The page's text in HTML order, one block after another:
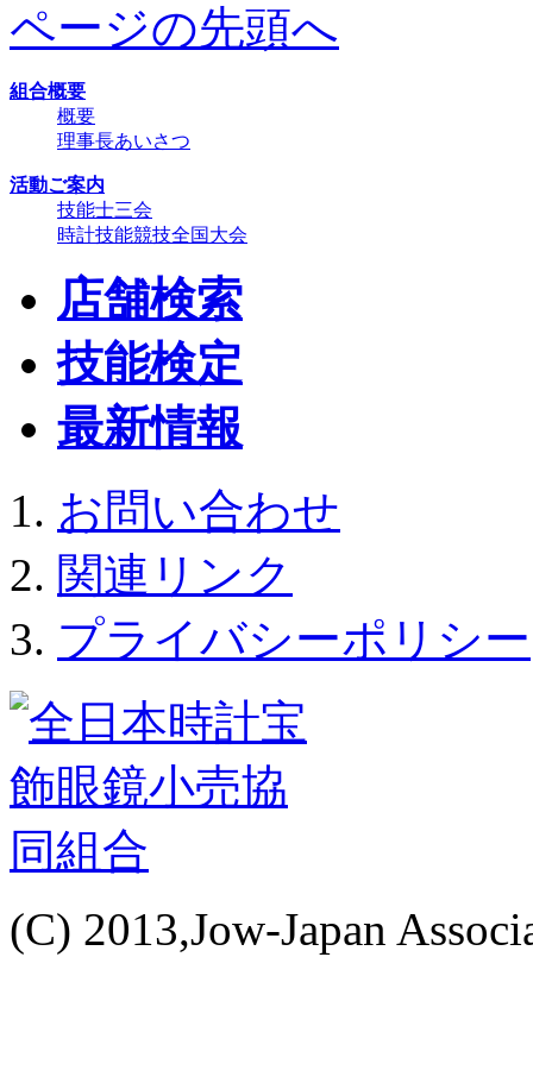
ページの先頭へ
組合概要
概要
理事長あいさつ
活動ご案内
技能士三会
時計技能競技全国大会
店舗検索
技能検定
最新情報
お問い合わせ
関連リンク
プライバシーポリシー
(C) 2013,Jow-Japan